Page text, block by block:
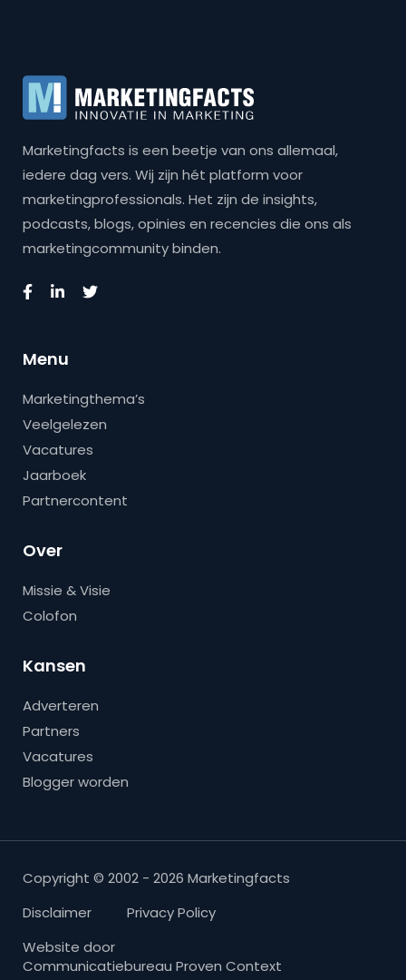
Marketingfacts is een beetje van ons allemaal,
iedere dag vers. Wij zijn hét platform voor
marketingprofessionals. Het zijn de insights,
podcasts, blogs, opinies en recencies die ons als
marketingcommunity binden.
Menu
Marketingthema’s
Veelgelezen
Vacatures
Jaarboek
Partnercontent
Over
Missie & Visie
Colofon
Kansen
Adverteren
Partners
Vacatures
Blogger worden
Copyright © 2002 - 2026 Marketingfacts
Disclaimer
Privacy Policy
Website door
Communicatiebureau Proven Context